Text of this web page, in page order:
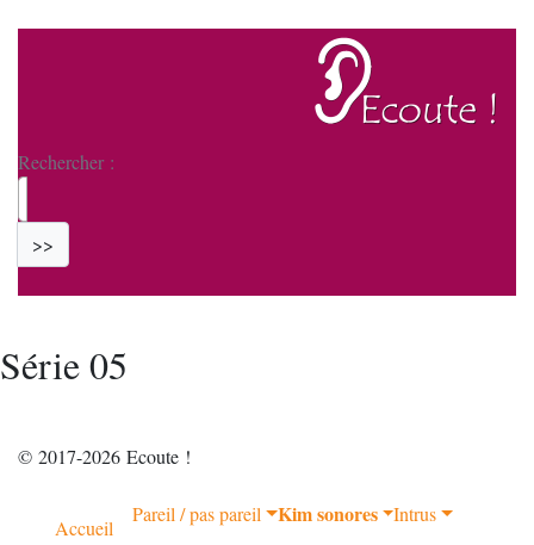
Rechercher :
>>
Série 05
© 2017-2026 Ecoute !
Accueil
Pareil / pas pareil Kim sonores Intrus